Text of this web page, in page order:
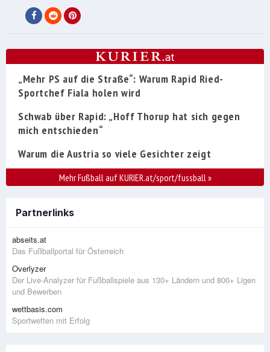
„Mehr PS auf die Straße“: Warum Rapid Ried-
Sportchef Fiala holen wird
Schwab über Rapid: „Hoff Thorup hat sich gegen
mich entschieden“
Warum die Austria so viele Gesichter zeigt
Mehr Fußball auf KURIER.at/sport/fussball»
Partnerlinks
abseits.at
Das Fußballportal für Österreich
Overlyzer
Der Live-Analyzer für Fußballspiele aus 130+ Ländern und 800+ Ligen
und Bewerben
wettbasis.com
Sportwetten mit Erfolg